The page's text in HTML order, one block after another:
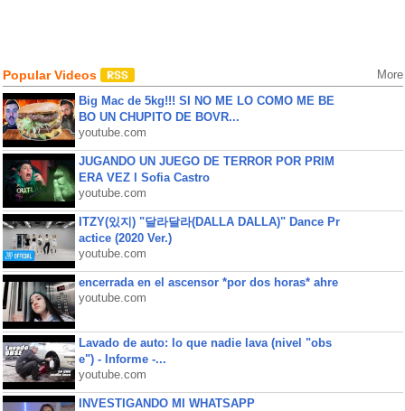
Popular Videos More
Big Mac de 5kg!!! SI NO ME LO COMO ME BE
BO UN CHUPITO DE BOVR...
youtube.com
JUGANDO UN JUEGO DE TERROR POR PRIM
ERA VEZ l Sofia Castro
youtube.com
ITZY(있지) "달라달라(DALLA DALLA)" Dance Pr
actice (2020 Ver.)
youtube.com
encerrada en el ascensor *por dos horas* ahre
youtube.com
Lavado de auto: lo que nadie lava (nivel "obs
e") - Informe -...
youtube.com
INVESTIGANDO MI WHATSAPP